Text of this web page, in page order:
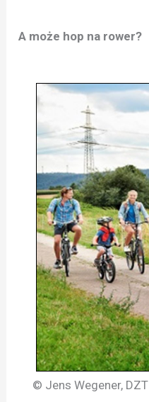
A może hop na rower?
© Jens Wegener, DZT